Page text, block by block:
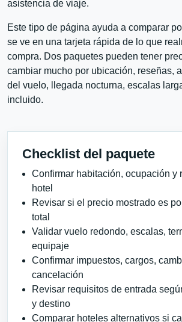
asistencia de viaje.
Este tipo de página ayuda a comparar
se ve en una tarjeta rápida de lo que
compra. Dos paquetes pueden tener
cambiar mucho por ubicación, reseñas,
del vuelo, llegada nocturna, escalas
incluido.
Checklist del paquete
Confirmar habitación, ocupación y
hotel
Revisar si el precio mostrado es
total
Validar vuelo redondo, escalas,
equipaje
Confirmar impuestos, cargos,
cancelación
Revisar requisitos de entrada
y destino
Comparar hoteles alternativos si